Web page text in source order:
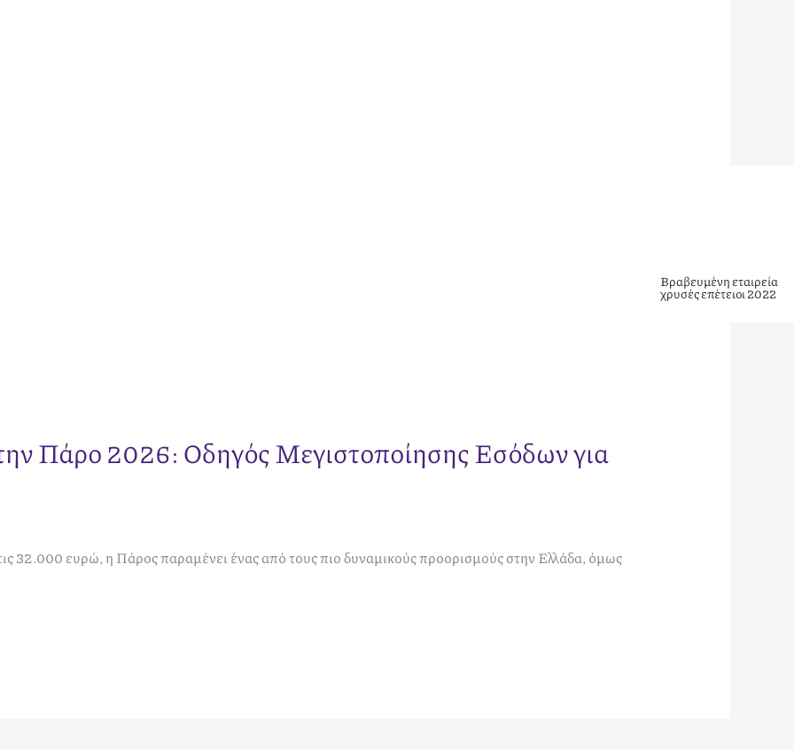
Πάρο 2026: Οδηγός Μεγιστοποίησης Εσόδων για
32.000 ευρώ, η Πάρος παραμένει ένας από τους πιο δυναμικούς προορισμούς στην Ελλάδα, όμως
Βραβευμένη εταιρεία
χρυσές επέτειοι 2022